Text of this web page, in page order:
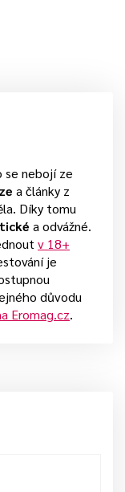
se nebojí ze
a články z
Díky tomu
a odvážné.
v 18+
je
důvodu
Eromag.cz.